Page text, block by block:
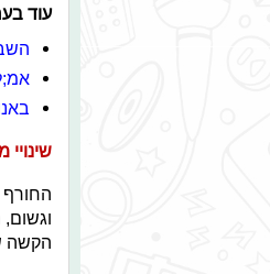
עוד
שינויי
החורף
הקשה